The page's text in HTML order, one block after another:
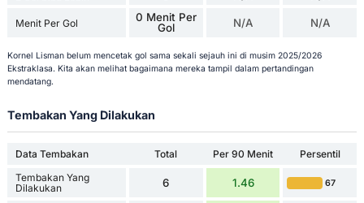
Menit Per Gol
0 Menit Per
Gol
N/A N/A
Kornel Lisman belum mencetak gol sama sekali sejauh ini di musim 2025/2026
Ekstraklasa. Kita akan melihat bagaimana mereka tampil dalam pertandingan
mendatang.
Tembakan Yang Dilakukan
Data Tembakan Total Per 90 Menit
Persentil
Tembakan Yang
Dilakukan
6 1.46 67